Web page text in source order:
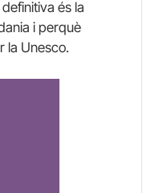
és la
i perquè
la Unesco.